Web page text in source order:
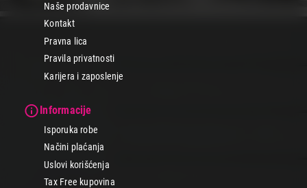
Naše prodavnice
Kontakt
Pravna lica
Pravila privatnosti
Karijera i zaposlenje
Informacije
Isporuka robe
Načini plaćanja
Uslovi korišćenja
Tax Free kupovina